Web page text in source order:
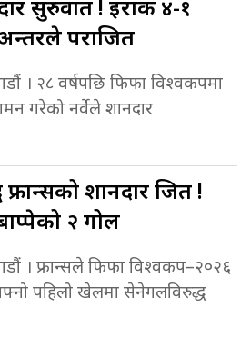
सुरुवात ! इराक ४-१
पराजित
। २८ वर्षपछि फिफा विश्वकपमा
गरेको नर्वेले शानदार
फ्रान्सको शानदार जित !
२ गोल
। फ्रान्सले फिफा विश्वकप–२०२६
पहिलो खेलमा सेनेगलविरुद्ध